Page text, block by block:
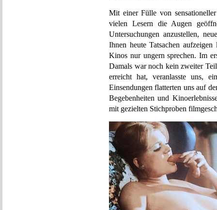
Mit einer Fülle von
vielen Lesern die Augen
Untersuchungen anzustellen,
Ihnen heute Tatsachen
Kinos nur ungern sprechen. Im
Damals war noch kein zweiter
erreicht hat, veranlasste uns,
Einsendungen flatterten uns auf
Begebenheiten und
mit gezielten Stichproben